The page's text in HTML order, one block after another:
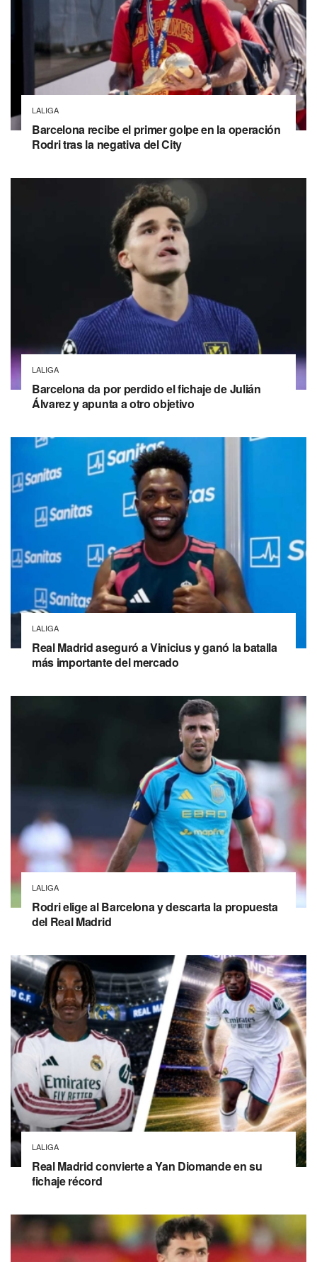
LALIGA
Barcelona recibe el primer golpe en la operación
Rodri tras la negativa del City
LALIGA
Barcelona da por perdido el fichaje de Julián
Álvarez y apunta a otro objetivo
LALIGA
Real Madrid aseguró a Vinicius y ganó la batalla
más importante del mercado
LALIGA
Rodri elige al Barcelona y descarta la propuesta
del Real Madrid
LALIGA
Real Madrid convierte a Yan Diomande en su
fichaje récord